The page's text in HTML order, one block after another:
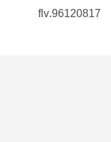
96120817.flv